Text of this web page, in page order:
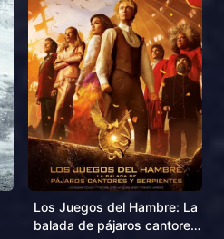
Los Juegos del Hambre: La
balada de pájaros cantores